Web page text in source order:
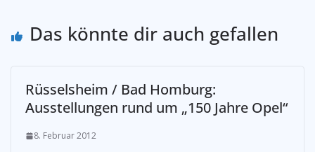
Das könnte dir auch gefallen
­Rüsselsheim / Bad Homburg:
Ausstellungen rund um „150 Jahre Opel“
8. Februar 2012